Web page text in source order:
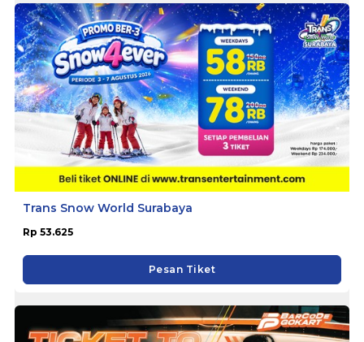
Trans Snow World Surabaya
Rp 53.625
Pesan Tiket